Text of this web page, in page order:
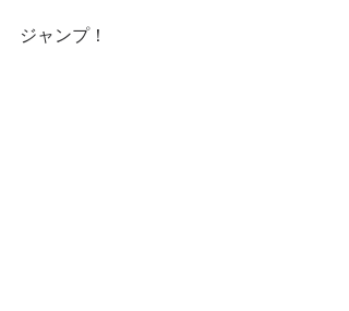
ジャンプ！